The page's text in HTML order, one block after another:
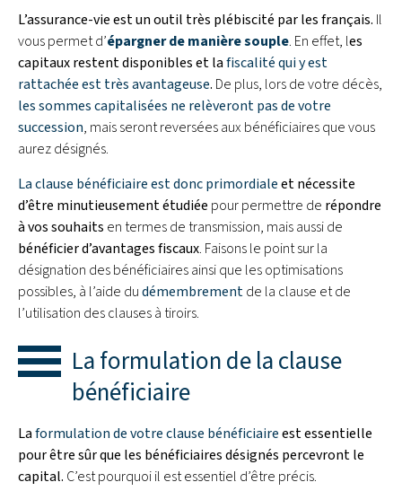
L’assurance-vie est un outil très plébiscité par les français. Il
vous permet d’épargner de manière souple. En effet, les
capitaux restent disponibles et lafiscalité qui y est
rattachée est très avantageuse. De plus, lors de votre décès,
les sommes capitalisées ne relèveront pas de votre
succession, mais seront reversées aux bénéficiaires que vous
aurez désignés.
La clause bénéficiaire est donc primordialeet nécessite
d’être minutieusement étudiée pour permettre de répondre
à vos souhaits en termes de transmission, mais aussi de
bénéficier d’avantages fiscaux. Faisons le point sur la
désignation des bénéficiaires ainsi que les optimisations
possibles, à l’aide dudémembrementde la clause et de
l’utilisation des clauses à tiroirs.
La formulation de la clause
bénéficiaire
Laformulation de votre clause bénéficiaireest essentielle
pour être sûr que les bénéficiaires désignés percevront le
capital. C’est pourquoi il est essentiel d’être précis.